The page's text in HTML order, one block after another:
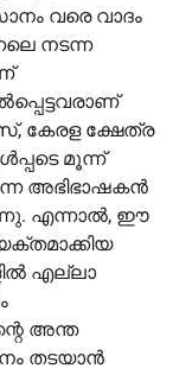
വരെ വാദം
നടന്ന
കേരള ക്ഷേത്ര
മൂന്ന്
അഭിഭാഷകൻ
എന്നാല്‍, ഈ
എല്ലാ
അന്ത
തടയാൻ